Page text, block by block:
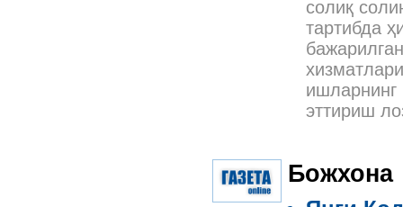
солиқ
тартибда
ишларнинг
эттириш
Божхона